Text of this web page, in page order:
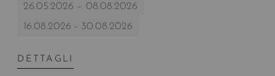
26.05.2026 – 08.08.2026
16.08.2026 - 30.08.2026
DETTAGLI